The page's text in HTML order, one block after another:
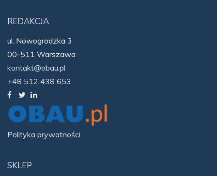
SKLEP
REDAKCJA
ul. Nowogrodzka 3
00-511 Warszawa
kontakt@obau.pl
+48 512 438 653
Polityka prywatności